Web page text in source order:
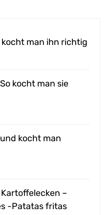
kocht man ihn richtig
kocht man sie
kocht man
–
-Patatas fritas